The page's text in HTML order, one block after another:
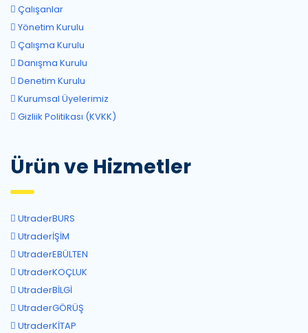
Çalışanlar
Yönetim Kurulu
Çalışma Kurulu
Danışma Kurulu
Denetim Kurulu
Kurumsal Üyelerimiz
Gizliik Politikası (KVKK)
Ürün ve Hizmetler
UtraderBURS
UtraderİŞİM
UtraderEBÜLTEN
UtraderKOÇLUK
UtraderBİLGİ
UtraderGÖRÜŞ
UtraderKİTAP